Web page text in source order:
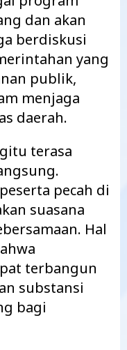
dan akan
berdiskusi
yang
publik,
menjaga
daerah.
terasa
pecah di
suasana
Hal
terbangun
substansi
bagi